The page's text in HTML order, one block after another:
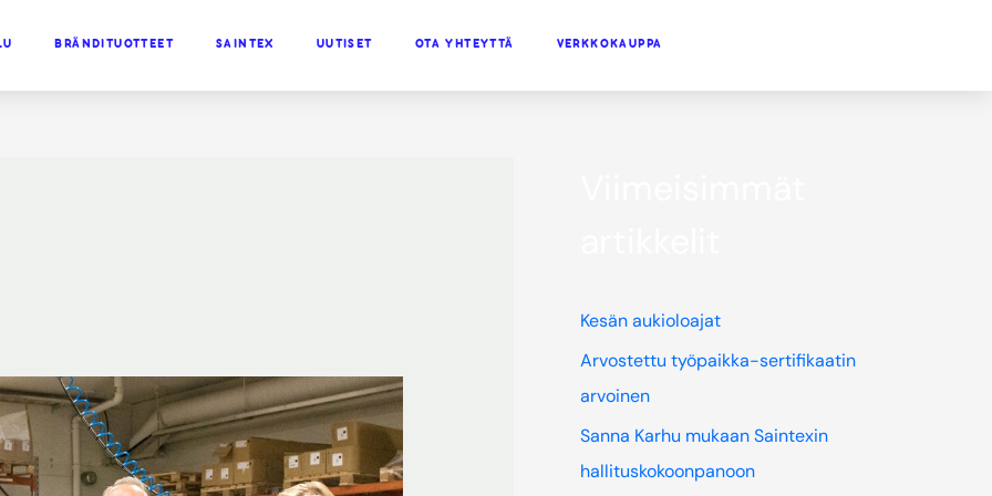
BRÄNDITUOTTEET SAINTEX UUTISET OTA YHTEYTTÄ VERKKOKAUPPA
Kesän aukioloajat
Arvostettu työpaikka-sertifikaatin
arvoinen
Sanna Karhu mukaan Saintexin
hallituskokoonpanoon